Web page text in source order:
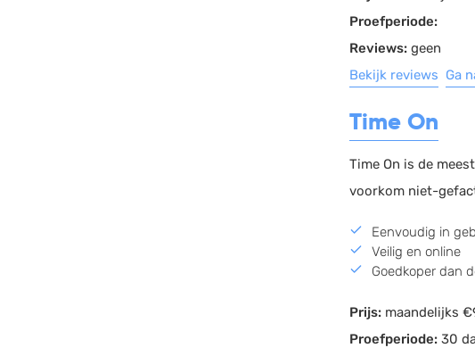
Proefperiode:
Reviews: geen
Bekijk reviews Ga
Time On
Time On is de
voorkom niet-
Eenvoudig in
Veilig en online
Goedkoper dan
Prijs: maandelijks
Proefperiode: 30